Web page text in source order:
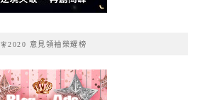
🧚2020 意見領袖榮耀榜